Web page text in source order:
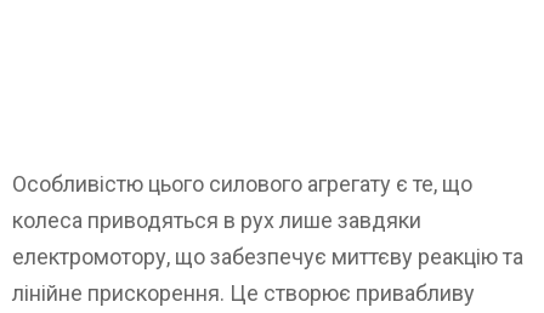
Особливістю цього силового агрегату є те, що
колеса приводяться в рух лише завдяки
електромотору, що забезпечує миттєву реакцію та
лінійне прискорення. Це створює привабливу